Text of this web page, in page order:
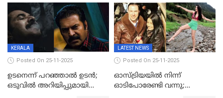
ജീവനൊടുക്കി
KERALA
Posted On 25-11-2025
ഉടനെന്ന് പറഞ്ഞാൽ ഉടൻ;
ഒടുവിൽ അറിയിപ്പുമായി
LATEST NEWS
Posted On 25-11-2025
ഓസ്ട്രിയയിൽ നിന്ന്
ഓടിപോരേണ്ടി വന്നു;